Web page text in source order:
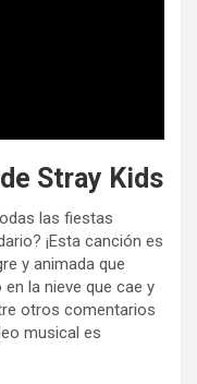
Stray Kids
las fiestas
¡Esta canción es
y animada que
la nieve que cae y
otros comentarios
musical es